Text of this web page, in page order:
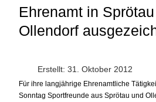
Ehrenamt in
Ollendorf
Erstellt: 31. Oktober 2012
Für ihre langjährige Ehrenamtliche
Sonntag Sportfreunde aus Sprötau und